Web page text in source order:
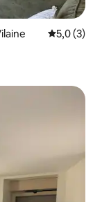
Vlerësimi
5,0 (3)